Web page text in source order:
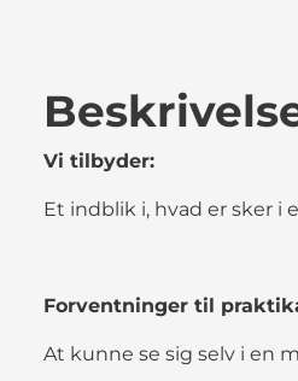
Vi tilbyder:
Et indblik i, hvad er sker i
Forventninger til
At kunne se sig selv i en